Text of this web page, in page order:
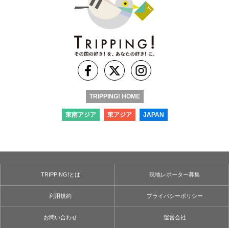
TRIPPING! HOME
東南アジア 東アジア JAPAN
TRIPPING!とは 現地レポーター募集
利用規約 プライバシーポリシー
お問い合わせ 運営会社